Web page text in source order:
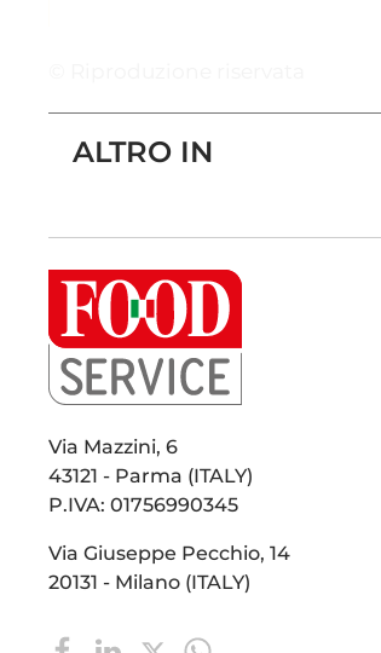
ALTRO IN
Via Mazzini, 6
43121 - Parma (ITALY)
P.IVA: 01756990345
Via Giuseppe Pecchio, 14
20131 - Milano (ITALY)